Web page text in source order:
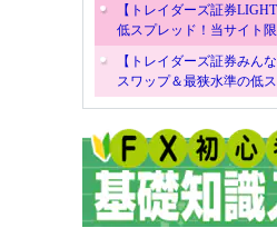
【トレイダーズ証券
低スプレッド！当サイト
【トレイダーズ証券みん
スワップ＆最狭水準の低